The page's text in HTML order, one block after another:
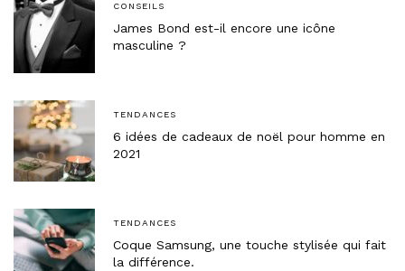
CONSEILS
James Bond est-il encore une icône
masculine ?
TENDANCES
6 idées de cadeaux de noël pour homme en
2021
TENDANCES
Coque Samsung, une touche stylisée qui fait
la différence.